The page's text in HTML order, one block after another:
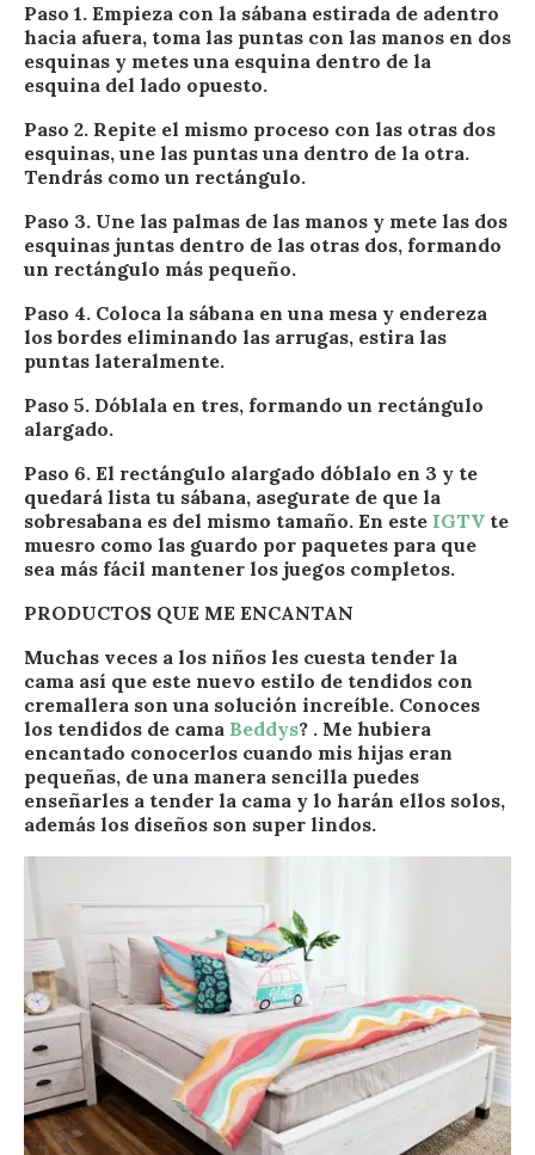
Paso 1. Empieza con la sábana estirada de adentro
hacia afuera, toma las puntas con las manos en dos
esquinas y metes una esquina dentro de la
esquina del lado opuesto.
Paso 2. Repite el mismo proceso con las otras dos
esquinas, une las puntas una dentro de la otra.
Tendrás como un rectángulo.
Paso 3. Une las palmas de las manos y mete las dos
esquinas juntas dentro de las otras dos, formando
un rectángulo más pequeño.
Paso 4. Coloca la sábana en una mesa y endereza
los bordes eliminando las arrugas, estira las
puntas lateralmente.
Paso 5. Dóblala en tres, formando un rectángulo
alargado.
Paso 6. El rectángulo alargado dóblalo en 3 y te
quedará lista tu sábana, asegurate de que la
sobresabana es del mismo tamaño. En este IGTV te
muesro como las guardo por paquetes para que
sea más fácil mantener los juegos completos.
PRODUCTOS QUE ME ENCANTAN
Muchas veces a los niños les cuesta tender la
cama así que este nuevo estilo de tendidos con
cremallera son una solución increíble. Conoces
los tendidos de cama Beddys? . Me hubiera
encantado conocerlos cuando mis hijas eran
pequeñas, de una manera sencilla puedes
enseñarles a tender la cama y lo harán ellos solos,
además los diseños son super lindos.